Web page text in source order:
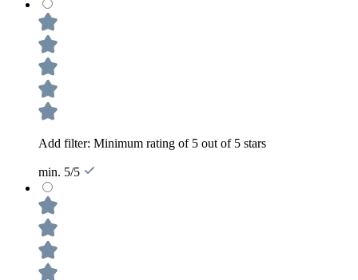
Add filter: Minimum rating of 5 out of 5 stars
min. 5/5